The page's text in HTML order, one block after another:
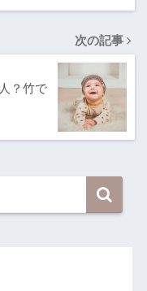
次の記事
？竹で